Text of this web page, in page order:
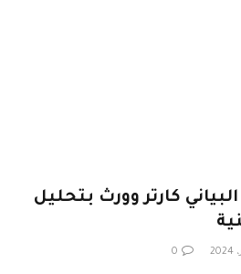
كارتر وورث بتحليل
0